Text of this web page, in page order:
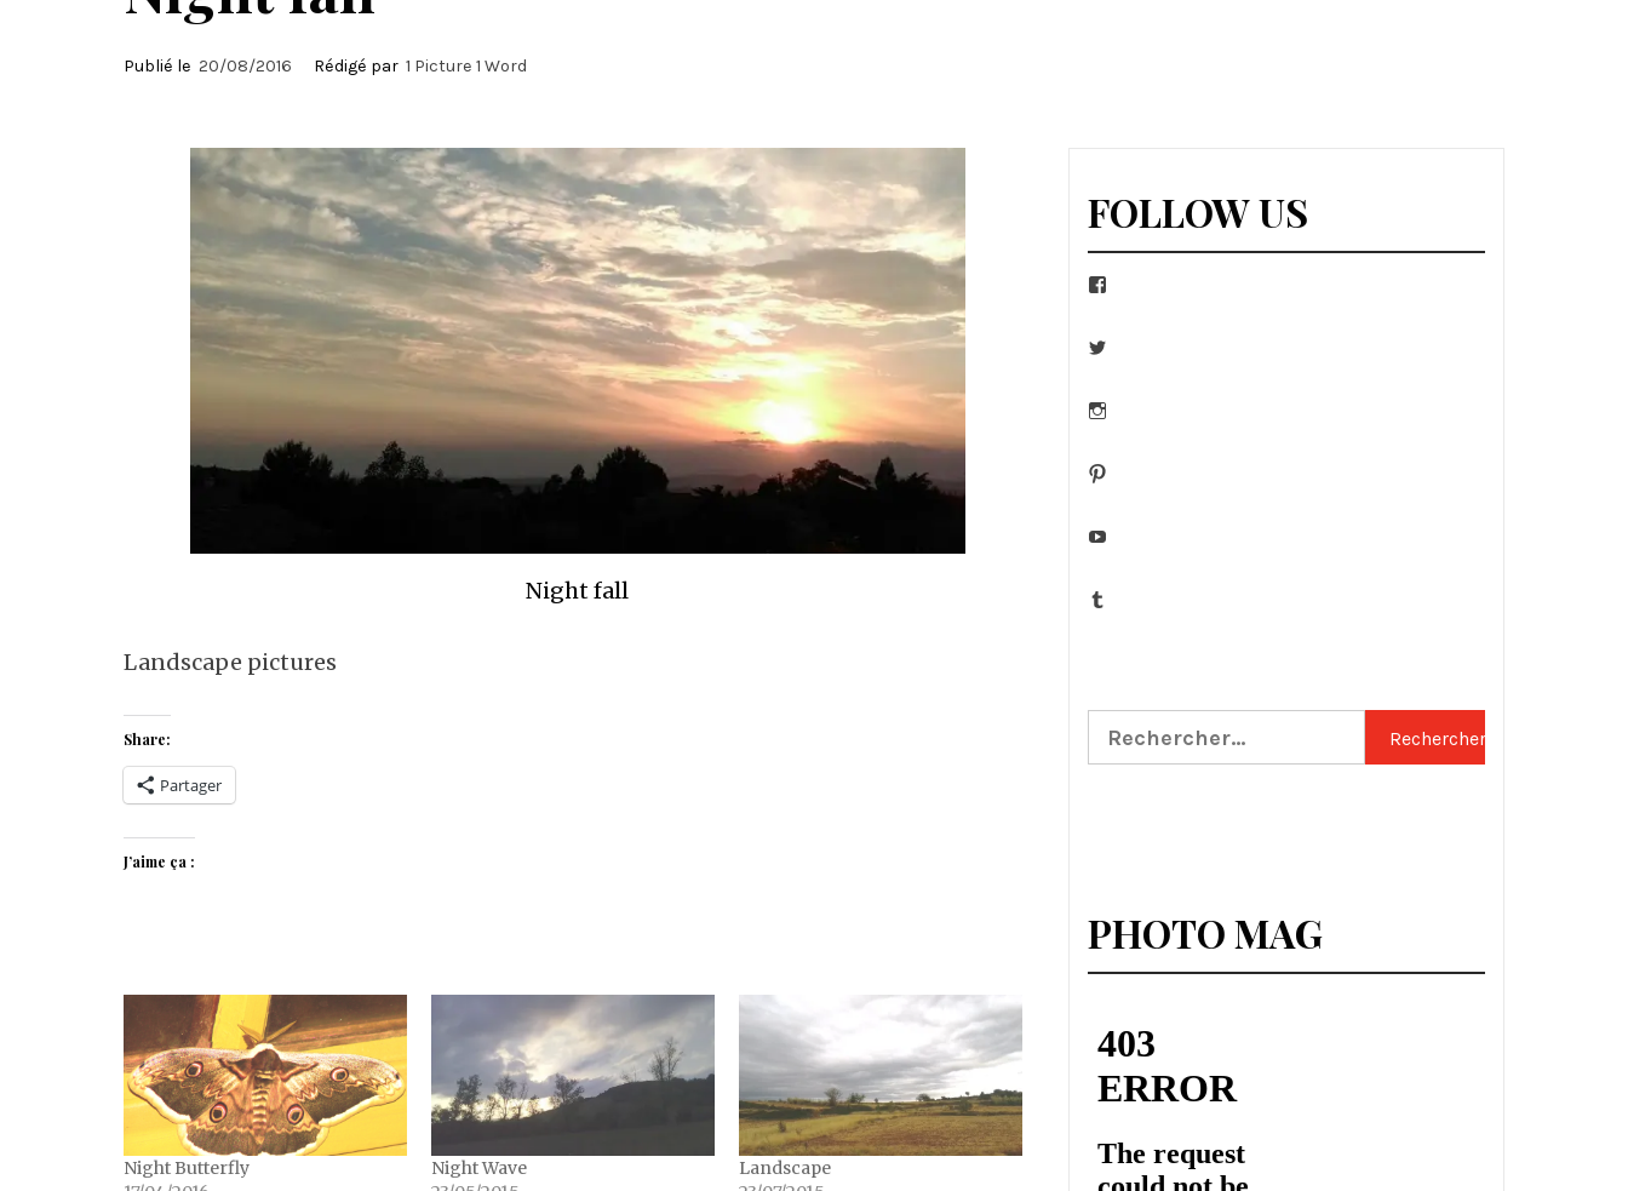
Publié le 20/08/2016 Rédigé par 1 Picture 1 Word
Night fall
Landscape pictures
Share:
Partager
J’aime ça :
Night Butterfly
Night Wave
Landscape
FOLLOW US
Facebook
Twitter
Instagram
Pinterest
YouTube
Tumblr
Rechercher :
PHOTO MAG